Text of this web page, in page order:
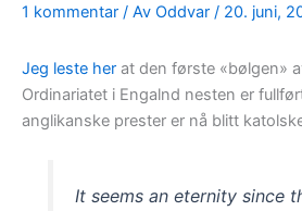
1 kommentar / Av Oddvar / 20. juni,
Jeg leste her at den første «bølgen»
Ordinariatet i Engalnd nesten er
anglikanske prester er nå blitt
It seems an eternity since